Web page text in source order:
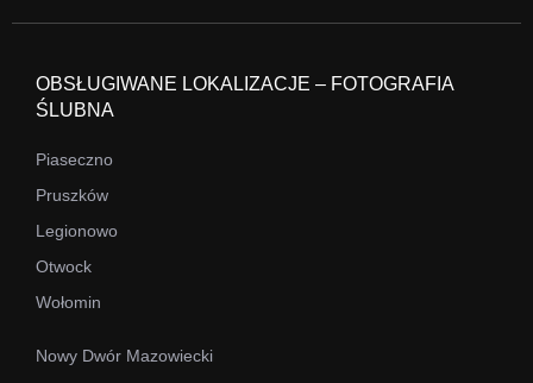
OBSŁUGIWANE LOKALIZACJE – FOTOGRAFIA
ŚLUBNA
Piaseczno
Pruszków
Legionowo
Otwock
Wołomin
Nowy Dwór Mazowiecki